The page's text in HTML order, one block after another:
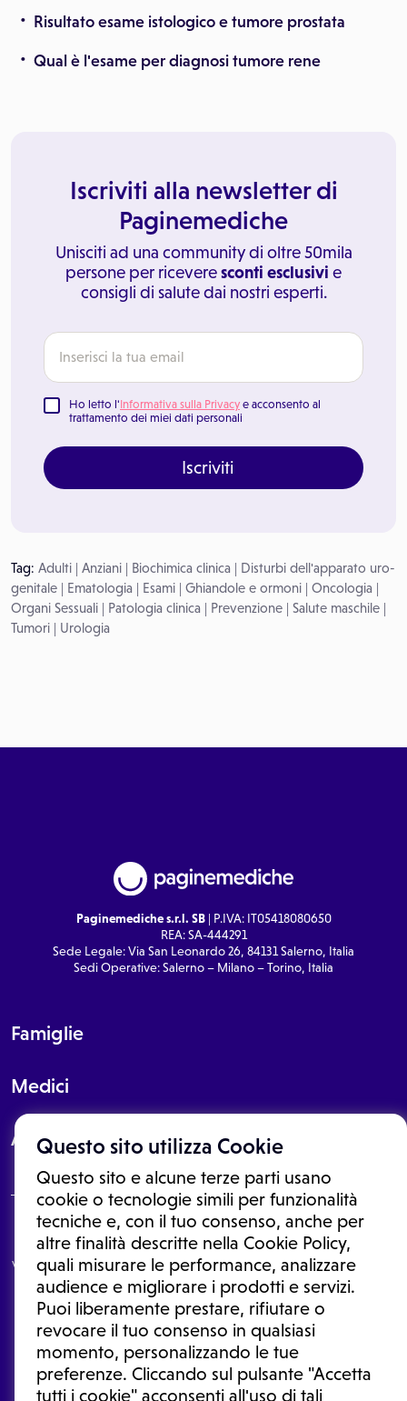
Questo sito utilizza Cookie
Questo sito e alcune terze parti usano
cookie o tecnologie simili per funzionalità
tecniche e, con il tuo consenso, anche per
altre finalità descritte nella Cookie Policy,
quali misurare le performance, analizzare
audience e migliorare i prodotti e servizi.
Puoi liberamente prestare, rifiutare o
revocare il tuo consenso in qualsiasi
momento, personalizzando le tue
preferenze. Cliccando sul pulsante "Accetta
tutti i cookie" acconsenti all'uso di tali
Risultato esame istologico e tumore prostata
Qual è l'esame per diagnosi tumore rene
Iscriviti alla newsletter di
Paginemediche
Unisciti ad una community di oltre 50mila
persone per riceveresconti esclusivi e
consigli di salute dai nostri esperti.
Ho letto l'Informativa sulla Privacy e acconsento al
trattamento dei miei dati personali
Iscriviti
Tag: Adulti | Anziani | Biochimica clinica | Disturbi dell'apparato uro-
genitale | Ematologia | Esami | Ghiandole e ormoni | Oncologia |
Organi Sessuali | Patologia clinica | Prevenzione | Salute maschile |
Tumori | Urologia
Paginemediche s.r.l. SB| P.IVA: IT05418080650
REA: SA-444291
Sede Legale: Via San Leonardo 26, 84131 Salerno, Italia
Sedi Operative: Salerno – Milano – Torino, Italia
Famiglie
Medici
About
Le informazioni proposte in questo sito non sono un consulto medico.
In nessun caso, queste informazioni sostituiscono un consulto, una
visita o una diagnosi formulata dal medico. Non si devono considerare
le informazioni disponibili come suggerimenti per la formulazione di
una diagnosi, la determinazione di un trattamento o l'assunzione o
sospensione di un farmaco senza prima consultare un medico di
medicina generale o uno specialista.
Condizioni di utilizzo|Privacy Policy |Gestione cookie
Ⓒ 2026 | Tutti i diritti riservati.